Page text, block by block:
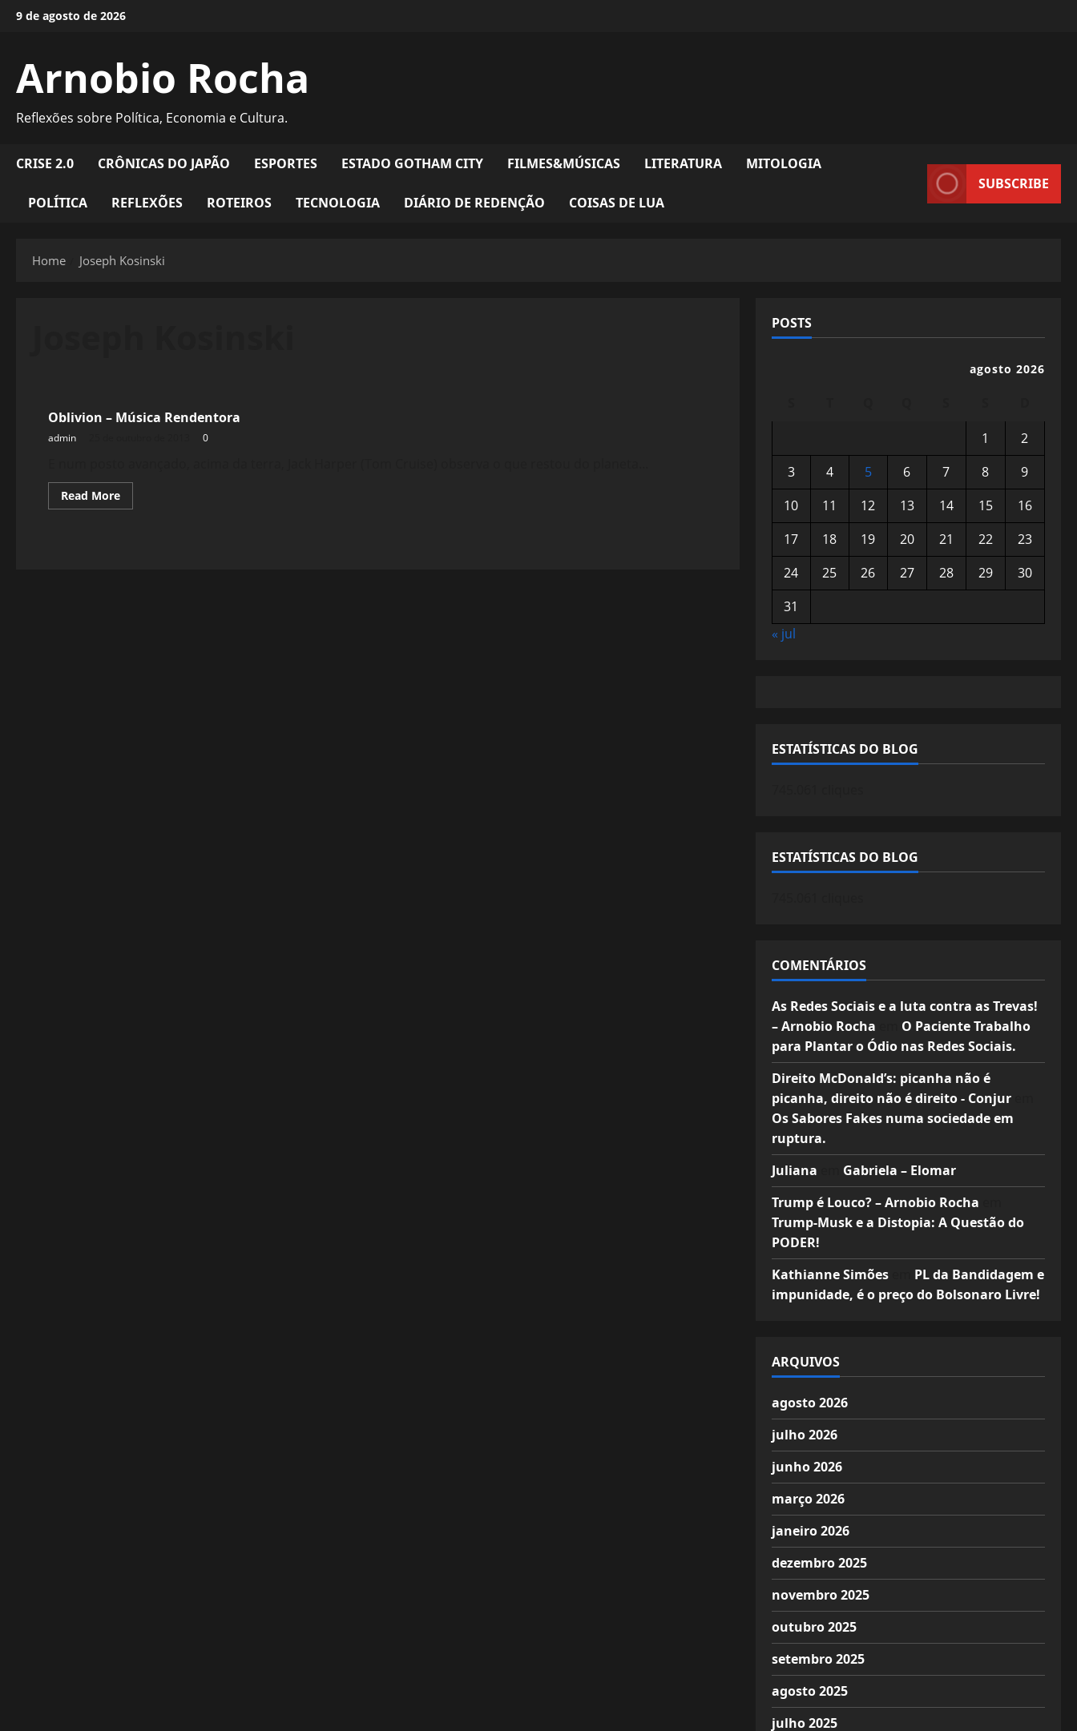
Skip9 de agosto de 2026
Arnobio Rocha
Reflexões sobre Política, Economia e Cultura.
CRISE 2.0 CRÔNICAS DO JAPÃO ESPORTES ESTADO GOTHAM CITY FILMES&MÚSICAS LITERATURA MITOLOGIA
POLÍTICA REFLEXÕES ROTEIROS TECNOLOGIA DIÁRIO DE REDENÇÃO COISAS DE LUA
SUBSCRIBE
Home Joseph Kosinski
Oblivion – Música Rendentora
admin 0
Read MoreRead
more
POSTS
agosto 2026
1
2
3
4 5 6 7 8
9
10
11 12 13 14 15
16
17
18 19 20 21 22
23
24
25 26 27 28 29
30
31
« jul
ESTATÍSTICAS DO BLOG
ESTATÍSTICAS DO BLOG
COMENTÁRIOS
As Redes Sociais e a luta contra as Trevas!
– Arnobio Rocha
O Paciente Trabalho
para Plantar o Ódio nas Redes Sociais.
Direito McDonald’s: picanha não é
picanha, direito não é direito - Conjurem
Os Sabores Fakes numa sociedade em
ruptura.
Juliana
Gabriela – Elomar
Trump é Louco? – Arnobio Rocha
Trump-Musk e a Distopia: A Questão do
PODER!
Kathianne Simõesem PL da Bandidagem e
impunidade, é o preço do Bolsonaro Livre!
ARQUIVOS
agosto 2026
julho 2026
junho 2026
março 2026
janeiro 2026
dezembro 2025
novembro 2025
outubro 2025
setembro 2025
agosto 2025
julho 2025